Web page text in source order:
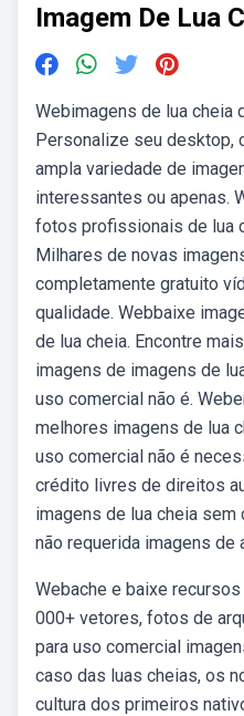
Imagem De Lua
Webimagens de lua cheia
Personalize seu desktop,
ampla variedade de
interessantes ou apenas.
fotos profissionais de lua
Milhares de novas
completamente gratuito
qualidade. Webbaixe
de lua cheia. Encontre
imagens de imagens de
uso comercial não é.
melhores imagens de lua
uso comercial não é
crédito livres de direitos
imagens de lua cheia
não requerida imagens de
Webache e baixe
000+ vetores, fotos de
para uso comercial
caso das luas cheias, os
cultura dos primeiros